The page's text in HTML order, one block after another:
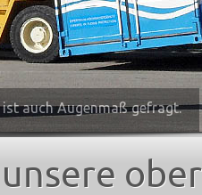
auch Augenmaß gefragt.